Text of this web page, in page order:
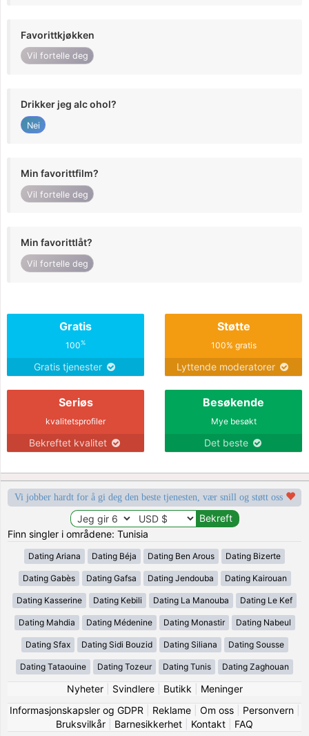
Favorittkjøkken
Vil fortelle deg
Drikker jeg alc ohol?
Nei
Min favorittfilm?
Vil fortelle deg
Min favorittlåt?
Vil fortelle deg
Gratis
100%
Gratis tjenester
Støtte
100% gratis
Lyttende moderatorer
Seriøs
kvalitetsprofiler
Bekreftet kvalitet
Besøkende
Mye besøkt
Det beste
Vi jobber hardt for å gi deg den beste tjenesten, vær snill og støtt oss
Finn singler i områdene: Tunisia
Dating Ariana Dating Béja Dating Ben Arous Dating Bizerte
Dating Gabès Dating Gafsa Dating Jendouba Dating Kairouan
Dating Kasserine Dating Kebili Dating La Manouba Dating Le Kef
Dating Mahdia Dating Médenine Dating Monastir Dating Nabeul
Dating Sfax Dating Sidi Bouzid Dating Siliana Dating Sousse
Dating Tataouine Dating Tozeur Dating Tunis Dating Zaghouan
Nyheter| Svindlere| Butikk
Meninger
Informasjonskapsler og GDPR
Reklame| Om oss| Personvern|
Bruksvilkår
Barnesikkerhet Kontakt FAQ